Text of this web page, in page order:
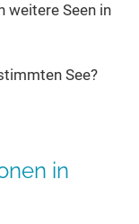
weitere Seen in
See?
in